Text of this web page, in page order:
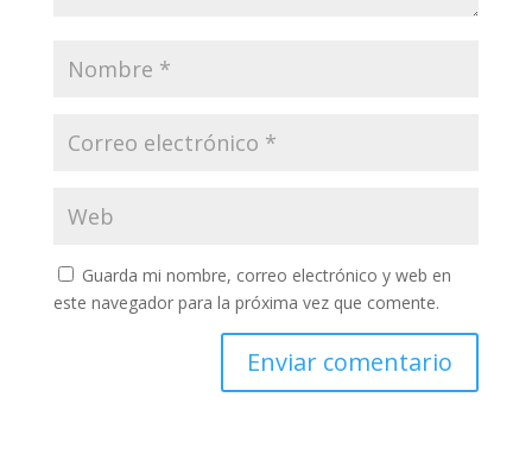
Guarda mi nombre, correo electrónico y web en
este navegador para la próxima vez que comente.